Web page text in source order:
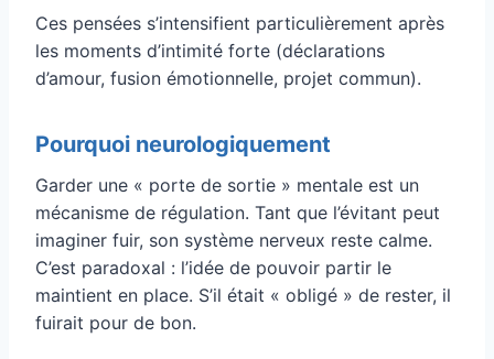
Ces pensées s’intensifient particulièrement après
les moments d’intimité forte (déclarations
d’amour, fusion émotionnelle, projet commun).
Pourquoi neurologiquement
Garder une « porte de sortie » mentale est un
mécanisme de régulation. Tant que l’évitant peut
imaginer fuir, son système nerveux reste calme.
C’est paradoxal : l’idée de pouvoir partir le
maintient en place. S’il était « obligé » de rester, il
fuirait pour de bon.